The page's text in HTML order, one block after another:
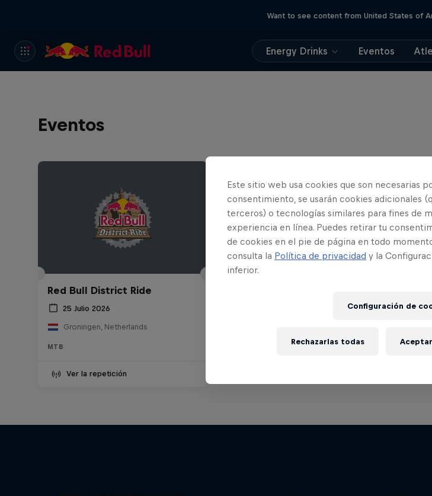
Want to see content from United States of
Energy Drinks Eventos
Eventos
Red Bull District Ride
25 Julio 2026
Groningen, Netherlands
MTB
Ver la repetición
Este sitio web usa cookies que son necesarias
consentimiento, se usarán cookies adicionales
terceros) o tecnologías similares para fines de
experiencia en línea. Puedes retirar tu
de cookies en el pie de página en todo
consulta la Política de privacidad y la
inferior.
Configuración de
Rechazarlas todas